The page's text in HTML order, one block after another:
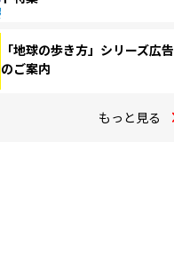
「地球の歩き方」シリーズ広告
のご案内
もっと見る